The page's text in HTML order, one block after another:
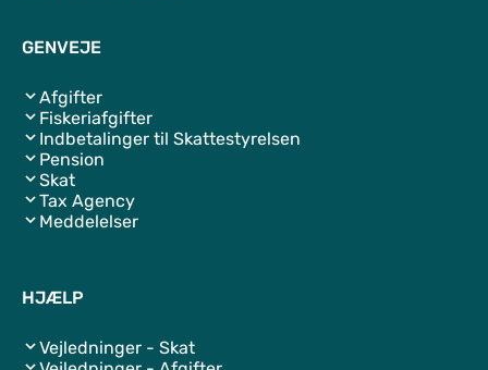
GENVEJE
Afgifter
Fiskeriafgifter
Indbetalinger til Skattestyrelsen
Pension
Skat
Tax Agency
Meddelelser
HJÆLP
Vejledninger - Skat